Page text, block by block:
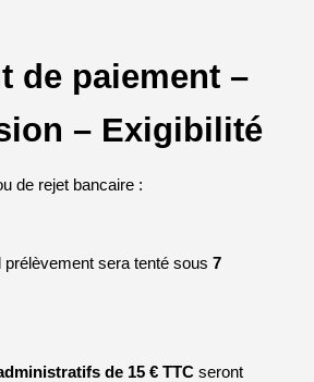
de paiement –
– Exigibilité
de rejet bancaire :
prélèvement sera tenté sous 7
de 15 € TTC seront